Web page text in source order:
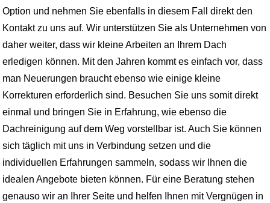
Option und nehmen Sie ebenfalls in diesem Fall direkt den
Kontakt zu uns auf. Wir unterstützen Sie als Unternehmen von
daher weiter, dass wir kleine Arbeiten an Ihrem Dach
erledigen können. Mit den Jahren kommt es einfach vor, dass
man Neuerungen braucht ebenso wie einige kleine
Korrekturen erforderlich sind. Besuchen Sie uns somit direkt
einmal und bringen Sie in Erfahrung, wie ebenso die
Dachreinigung auf dem Weg vorstellbar ist. Auch Sie können
sich täglich mit uns in Verbindung setzen und die
individuellen Erfahrungen sammeln, sodass wir Ihnen die
idealen Angebote bieten können. Für eine Beratung stehen
genauso wir an Ihrer Seite und helfen Ihnen mit Vergnügen in